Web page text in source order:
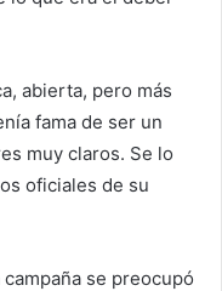
abierta, pero más
fama de ser un
muy claros. Se lo
oficiales de su
se preocupó